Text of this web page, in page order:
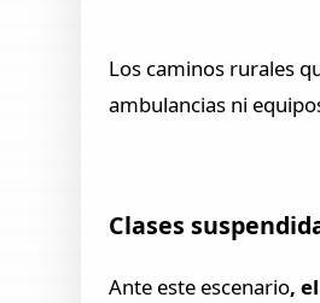
Los caminos rurales
ambulancias ni
Clases
Ante este escenario,